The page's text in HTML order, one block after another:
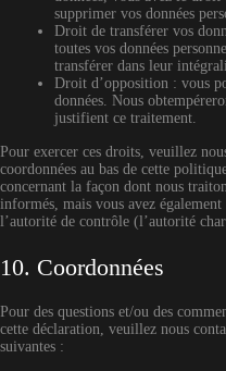
supprimer vos données
Droit de transférer vos
toutes vos données
transférer dans leur
Droit d’opposition : vous
données. Nous
justifient ce traitement.
Pour exercer ces droits, veuillez
coordonnées au bas de cette
concernant la façon dont nous
informés, mais vous avez
l’autorité de contrôle (l’autorité
10. Coordonnées
Pour des questions et/ou des
cette déclaration, veuillez nous
suivantes :